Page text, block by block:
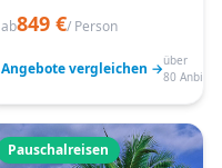
ab849 €/ Person
Angebote vergleichen →über
80
Pauschalreisen